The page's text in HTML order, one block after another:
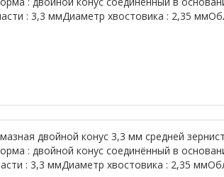
: 3,3 ммДиаметр хвостовика : 2,35
двойной конус 3,3 мм средней
: двойной конус соединённый в
: 3,3 ммДиаметр хвостовика : 2,35